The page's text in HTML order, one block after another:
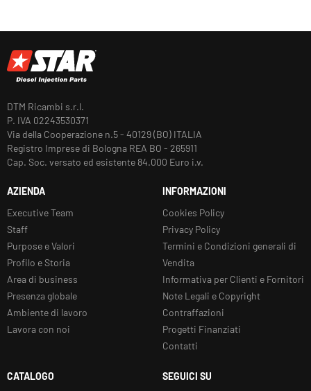
DTM Ricambi s.r.l.
P. IVA 02243530371
Via della Cooperazione n.5 - 40129 (BO) ITALIA
Registro Imprese di Bologna REA BO - 265911
Cap. Soc. versato ed esistente 84.000 Euro i.v.
AZIENDA
Executive Team
Staff
Purpose e Valori
Profilo e Storia
Area di business
Presenza globale
Ambiente di lavoro
Lavora con noi
INFORMAZIONI
Cookies Policy
Privacy Policy
Termini e Condizioni generali di
Vendita
Informativa per Clienti e Fornitori
Note Legali e Copyright
Contraffazioni
Progetti Finanziati
Contatti
CATALOGO SEGUICI SU